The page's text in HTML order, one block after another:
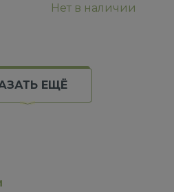
Нет в наличии
ЕЩЁ